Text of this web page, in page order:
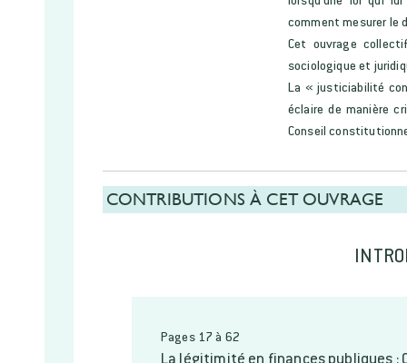
comment mesurer le
Cet ouvrage
sociologique et
La « justiciabilité
éclaire de manière
Conseil
CONTRIBUTIONS À CET OUVRAGE
Pages 17 à 62
La légitimité en finances publiques :